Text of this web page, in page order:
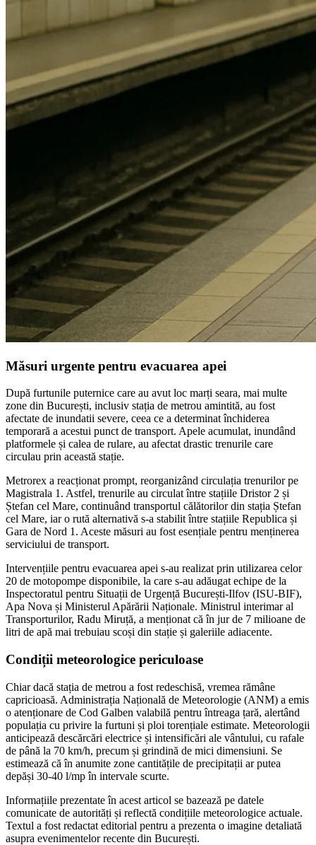
Măsuri urgente pentru evacuarea apei
După furtunile puternice care au avut loc marți seara, mai multe
zone din București, inclusiv stația de metrou amintită, au fost
afectate de inundatii severe, ceea ce a determinat închiderea
temporară a acestui punct de transport. Apele acumulat, inundând
platformele și calea de rulare, au afectat drastic trenurile care
circulau prin această stație.
Metrorex a reacționat prompt, reorganizând circulația trenurilor pe
Magistrala 1. Astfel, trenurile au circulat între stațiile Dristor 2 și
Ștefan cel Mare, continuând transportul călătorilor din stația Ștefan
cel Mare, iar o rută alternativă s-a stabilit între stațiile Republica și
Gara de Nord 1. Aceste măsuri au fost esențiale pentru menținerea
serviciului de transport.
Intervențiile pentru evacuarea apei s-au realizat prin utilizarea celor
20 de motopompe disponibile, la care s-au adăugat echipe de la
Inspectoratul pentru Situații de Urgență București-Ilfov (ISU-BIF),
Apa Nova și Ministerul Apărării Naționale. Ministrul interimar al
Transporturilor, Radu Miruță, a menționat că în jur de 7 milioane de
litri de apă mai trebuiau scoși din stație și galeriile adiacente.
Condiții meteorologice periculoase
Chiar dacă stația de metrou a fost redeschisă, vremea rămâne
capricioasă. Administrația Națională de Meteorologie (ANM) a emis
o atenționare de Cod Galben valabilă pentru întreaga țară, alertând
populația cu privire la furtuni și ploi torențiale estimate. Meteorologii
anticipează descărcări electrice și intensificări ale vântului, cu rafale
de până la 70 km/h, precum și grindină de mici dimensiuni. Se
estimează că în anumite zone cantitățile de precipitații ar putea
depăși 30-40 l/mp în intervale scurte.
Informațiile prezentate în acest articol se bazează pe datele
comunicate de autorități și reflectă condițiile meteorologice actuale.
Textul a fost redactat editorial pentru a prezenta o imagine detaliată
asupra evenimentelor recente din București.